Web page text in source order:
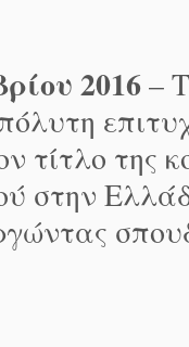
2016–
τίτλο της
στην